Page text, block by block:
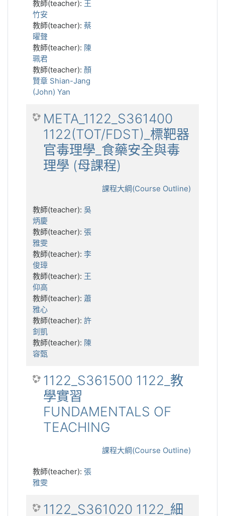
教師(teacher): 王
竹安
教師(teacher): 蔡
曜聲
教師(teacher): 陳
珮君
教師(teacher): 顏
賢章 Shian-Jang
(John) Yan
META_1122_S361400
1122(TOT/FDST)_標靶器
官毒理學_食藥安全與毒
理學 (母課程)
課程大綱(Course Outline)
教師(teacher): 吳
炳慶
教師(teacher): 張
雅雯
教師(teacher): 李
俊璋
教師(teacher): 王
仰高
教師(teacher): 蕭
雅心
教師(teacher): 許
釗凱
教師(teacher): 陳
容甄
1122_S361500 1122_教
學實習
FUNDAMENTALS OF
TEACHING
課程大綱(Course Outline)
教師(teacher): 張
雅雯
1122_S361020 1122_細